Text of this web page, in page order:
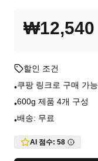
₩12,540
할인 조건
•쿠팡 링크로 구매 가능
•600g 제품 4개 구성
•배송: 무료
AI 점수: 58